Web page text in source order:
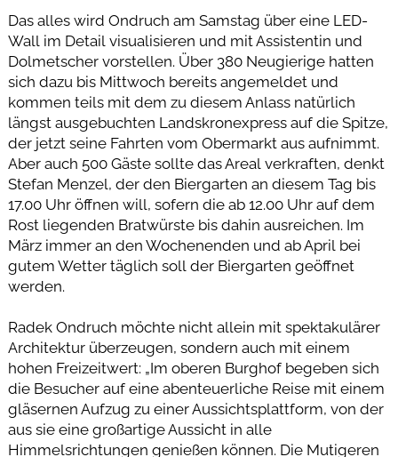
Das alles wird Ondruch am Samstag über eine LED-
Wall im Detail visualisieren und mit Assistentin und
Dolmetscher vorstellen. Über 380 Neugierige hatten
sich dazu bis Mittwoch bereits angemeldet und
kommen teils mit dem zu diesem Anlass natürlich
längst ausgebuchten Landskronexpress auf die Spitze,
der jetzt seine Fahrten vom Obermarkt aus aufnimmt.
Aber auch 500 Gäste sollte das Areal verkraften, denkt
Stefan Menzel, der den Biergarten an diesem Tag bis
17.00 Uhr öffnen will, sofern die ab 12.00 Uhr auf dem
Rost liegenden Bratwürste bis dahin ausreichen. Im
März immer an den Wochenenden und ab April bei
gutem Wetter täglich soll der Biergarten geöffnet
werden.
Radek Ondruch möchte nicht allein mit spektakulärer
Architektur überzeugen, sondern auch mit einem
hohen Freizeitwert: „Im oberen Burghof begeben sich
die Besucher auf eine abenteuerliche Reise mit einem
gläsernen Aufzug zu einer Aussichtsplattform, von der
aus sie eine großartige Aussicht in alle
Himmelsrichtungen genießen können. Die Mutigeren